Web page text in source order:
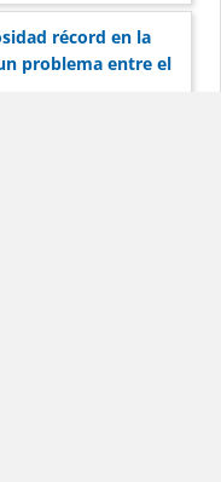
récord en la
problema entre el